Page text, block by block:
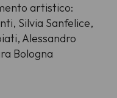
artistico:
Silvia Sanfelice,
Alessandro
Bologna